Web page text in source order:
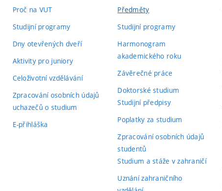
Proč na VUT
Studijní programy
Dny otevřených dveří
Aktivity pro juniory
Celoživotní vzdělávání
Zpracování osobních údajů
uchazečů o studium
E-přihláška
Předměty
Studijní programy
Harmonogram
akademického roku
Závěrečné práce
Doktorské studium
Studijní předpisy
Poplatky za studium
Zpracování osobních údajů
studentů
Studium a stáže v zahraničí
Uznání zahraničního